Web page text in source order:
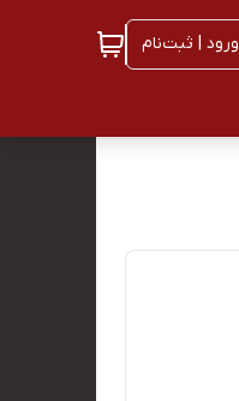
ورود | ثبت‌نام